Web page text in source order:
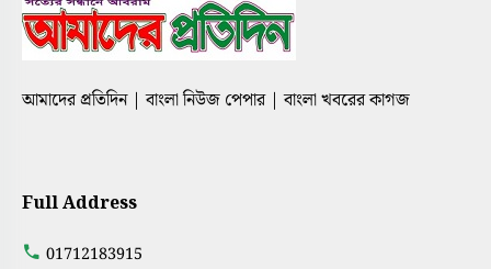
আমাদের প্রতিদিন | বাংলা নিউজ পেপার | বাংলা খবরের কাগজ
Full Address
01712183915